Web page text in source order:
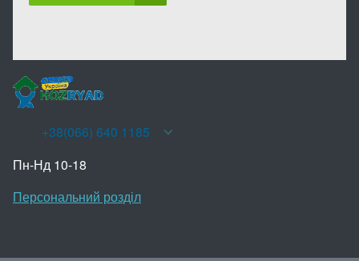
+38(066) 640 1185
Пн-Нд 10-18
Персональний розділ